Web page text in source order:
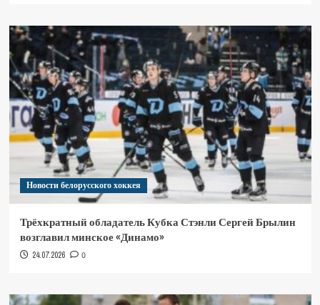
Новости белорусского хоккея
Трёхкратный обладатель Кубка Стэнли Сергей Брылин
возглавил минское «Динамо»
24.07.2026 0